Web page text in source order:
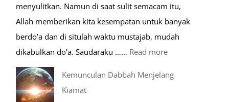
Saat
Umroh
menyulitkan. Namun di saat sulit semacam itu,
Allah memberikan kita kesempatan untuk banyak
berdo’a dan di situlah waktu mustajab, mudah
dikabulkan do’a. Saudaraku …… Read more:
Saat
Kemunculan Dabbah Menjelang
Kiamat